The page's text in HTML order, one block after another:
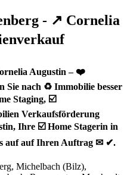
Augustin – ❤️
Sie nach ♻ Immobilie besser
Staging, ☑️
Verkaufsförderung
Ihre ☑️ Home Stagerin in
auf auf Ihren Auftrag ✉ ✔.